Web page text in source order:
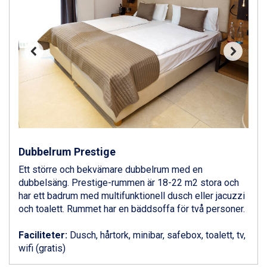
Livigno från 5.595 kr.
Ponte di Legno från 7.395 kr.
Sauze dOulx från 6.145 kr.
Alleghe från 8.545 kr.
Bad Gastein från 6.295 kr.
Arabba från 11.045 kr.
La Thuile från 7.045 kr.
Cervinia från 8.245 kr.
Saalbach från 9.445 kr.
Bad Hofgastein från 8.595 kr.
Sölden från 12.995 kr.
Champoluc från 5.945 kr.
Sestriere från 6.945 kr.
Fieberbrunn från 9.645 kr.
Ischgl från 11.295 kr.
Wagrain från 7.095 kr.
Val Thorens från 8.395 kr.
St. Anton från 11.245 kr.
Zell am See från 6.295 kr.
Dubbelrum Prestige
Ett större och bekvämare dubbelrum med en
dubbelsäng. Prestige-rummen är 18-22 m2 stora och
har ett badrum med multifunktionell dusch eller jacuzzi
och toalett. Rummet har en bäddsoffa för två personer.
Faciliteter: Dusch, hårtork, minibar, safebox, toalett, tv,
wifi (gratis)